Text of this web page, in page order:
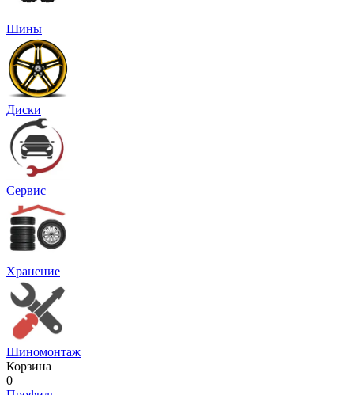
Шины
Диски
Сервис
Хранение
Шиномонтаж
Корзина
0